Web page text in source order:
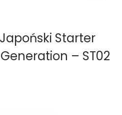
Starter
– ST02